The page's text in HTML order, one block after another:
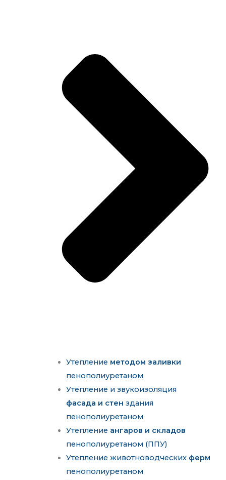
Утепление методом заливки
пенополиуретаном
Утепление и звукоизоляция
фасада и стен здания
пенополиуретаном
Утепление ангаров и складов
пенополиуретаном (ППУ)
Утепление животноводческих ферм
пенополиуретаном